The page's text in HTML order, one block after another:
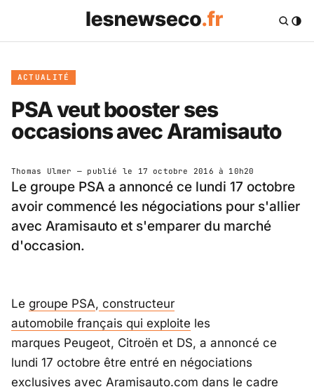
ACTUALITÉ
PSA veut booster ses
occasions avec Aramisauto
Thomas Ulmer — publié le 17 octobre 2016 à 10h20
Le groupe PSA a annoncé ce lundi 17 octobre
avoir commencé les négociations pour s'allier
avec Aramisauto et s'emparer du marché
d'occasion.
Le groupe PSA, constructeur
automobile français qui exploite les
marques Peugeot, Citroën et DS, a annoncé ce
lundi 17 octobre être entré en négociations
exclusives avec Aramisauto.com dans le cadre